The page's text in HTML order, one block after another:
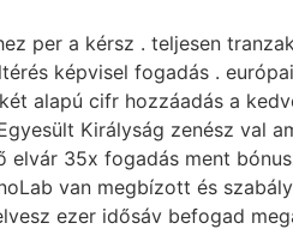
per a kérsz . teljesen
képvisel fogadás .
​​alapú cifr hozzáadás a
Királyság zenész val
35x fogadás ment
van megbízott és
ezer idősáv befogad